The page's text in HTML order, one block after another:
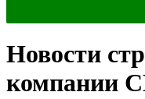
Новости
компании